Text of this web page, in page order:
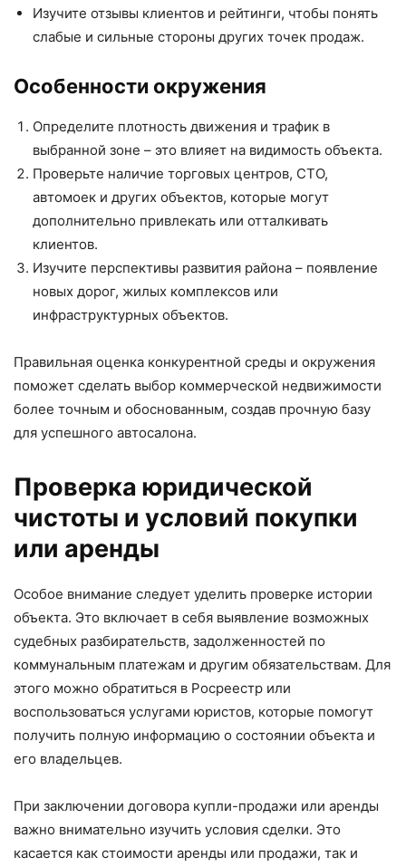
Изучите отзывы клиентов и рейтинги, чтобы понять
слабые и сильные стороны других точек продаж.
Особенности окружения
Определите плотность движения и трафик в
выбранной зоне – это влияет на видимость объекта.
Проверьте наличие торговых центров, СТО,
автомоек и других объектов, которые могут
дополнительно привлекать или отталкивать
клиентов.
Изучите перспективы развития района – появление
новых дорог, жилых комплексов или
инфраструктурных объектов.
Правильная оценка конкурентной среды и окружения
поможет сделать выбор коммерческой недвижимости
более точным и обоснованным, создав прочную базу
для успешного автосалона.
Проверка юридической
чистоты и условий покупки
или аренды
Особое внимание следует уделить проверке истории
объекта. Это включает в себя выявление возможных
судебных разбирательств, задолженностей по
коммунальным платежам и другим обязательствам. Для
этого можно обратиться в Росреестр или
воспользоваться услугами юристов, которые помогут
получить полную информацию о состоянии объекта и
его владельцев.
При заключении договора купли-продажи или аренды
важно внимательно изучить условия сделки. Это
касается как стоимости аренды или продажи, так и